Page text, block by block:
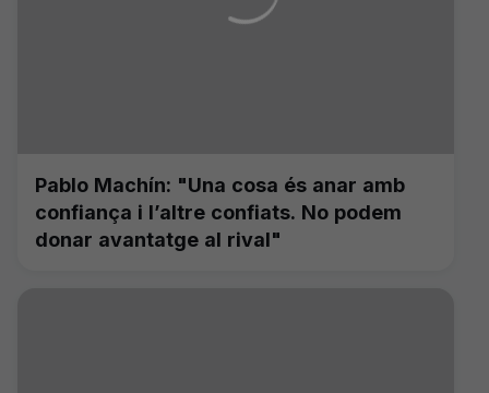
Pablo Machín: "Una cosa és anar amb
confiança i l’altre confiats. No podem
donar avantatge al rival"